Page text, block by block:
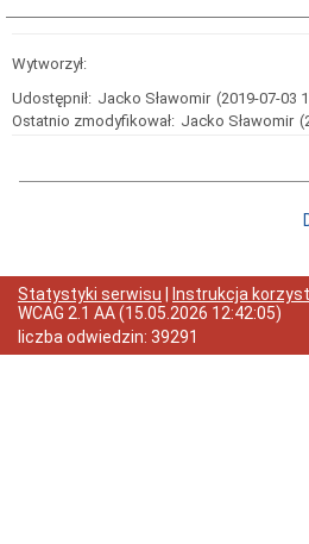
o
stanie
zapewnienia
dostępności
podmiotu
Zapytania
Rok
2025
Rok
2024
Wytworzył:
Udostępnił: Jacko Sławomir (2019-07-03
Ostatnio zmodyfikował: Jacko Sławomir
Statystyki serwisu Instrukcja
WCAG 2.1 AA(15.05.2026 12:42:05)
liczba odwiedzin: 39291